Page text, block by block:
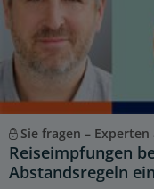
Sie fragen –
Reiseimpfungen
Abstandsregeln